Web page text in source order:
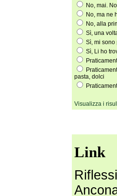
No, mai.
No, ma ne
No, alla
Sì, una
Sì, mi
Sì, Li ho
pasta, dolci
Visualizza i
Link